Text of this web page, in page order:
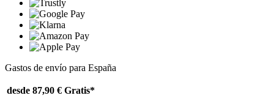
Gastos de envío para España
desde 87,90 € Gratis*